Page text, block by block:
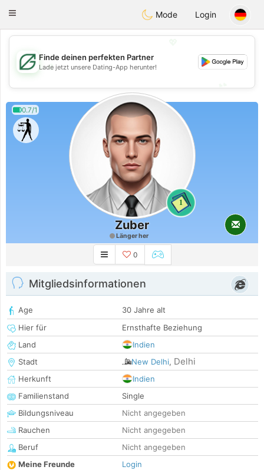
Dating
Toggle
Mode Login
💖
💕
Finde deinen perfekten Partner
Lade jetzt unsere Dating-App herunter!
0.7/1
1
Zuber
Länger her
0
Mitgliedsinformationen
Age
30 Jahre alt
Hier für
Ernsthafte Beziehung
Land
Indien
Stadt
New Delhi, Delhi
Herkunft
Indien
Familienstand
Single
Bildungsniveau
Nicht angegeben
Rauchen
Nicht angegeben
Beruf
Nicht angegeben
Meine Freunde
Login